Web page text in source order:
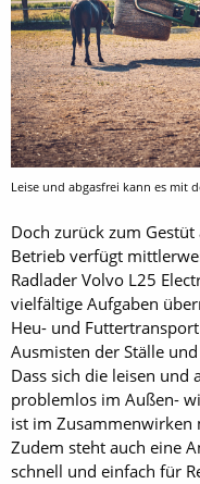
Leise und abgasfrei kann es mit
Doch zurück zum
Betrieb verfügt
Radlader Volvo L25
vielfältige Aufgaben
Heu- und
Ausmisten der Ställe
Dass sich die leisen und
problemlos im Außen-
ist im Zusammenwirken
Zudem steht auch eine
schnell und einfach für